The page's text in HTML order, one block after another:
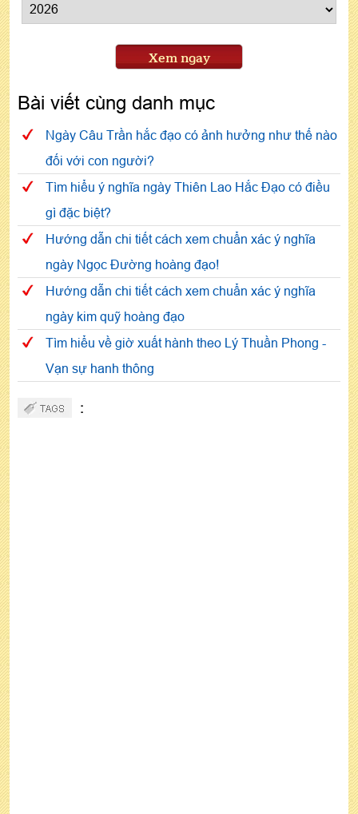
Xem ngay
Bài viết cùng danh mục
Ngày Câu Trần hắc đạo có ảnh hưởng như thế nào
đối với con người?
Tìm hiểu ý nghĩa ngày Thiên Lao Hắc Đạo có điều
gì đặc biệt?
Hướng dẫn chi tiết cách xem chuẩn xác ý nghĩa
ngày Ngọc Đường hoàng đạo!
Hướng dẫn chi tiết cách xem chuẩn xác ý nghĩa
ngày kim quỹ hoàng đạo
Tìm hiểu về giờ xuất hành theo Lý Thuần Phong -
Vạn sự hanh thông
: